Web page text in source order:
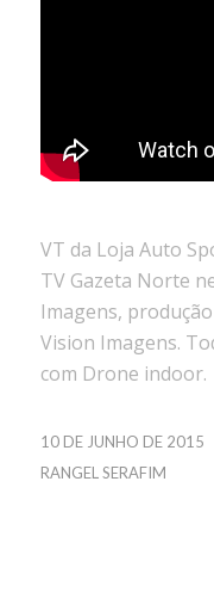
VT da Loja Auto
TV Gazeta Norte
Imagens,
Vision Imagens.
com Drone indoor.
10 DE JUNHO DE 2015
RANGEL SERAFIM